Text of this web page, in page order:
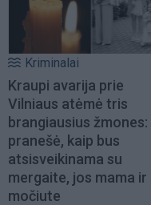
Kriminalai
Kraupi avarija prie
Vilniaus atėmė tris
brangiausius žmones:
pranešė, kaip bus
atsisveikinama su
mergaite, jos mama ir
močiute